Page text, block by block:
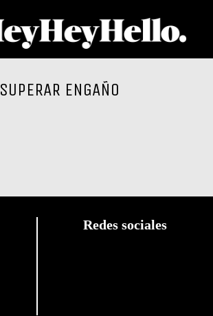
SUPERAR ENGAÑO
Redes sociales